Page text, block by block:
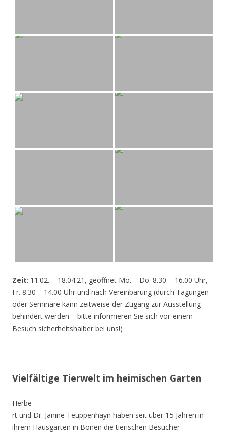
Zeit: 11.02. – 18.04.21, geöffnet Mo. – Do. 8.30 – 16.00 Uhr,
Fr. 8.30 – 14.00 Uhr und nach Vereinbarung (durch Tagungen
oder Seminare kann zeitweise der Zugang zur Ausstellung
behindert werden – bitte informieren Sie sich vor einem
Besuch sicherheitshalber bei uns!)
Vielfältige Tierwelt im heimischen Garten
Herbe
rt und Dr. Janine Teuppenhayn haben seit über 15 Jahren in
ihrem Hausgarten in Bönen die tierischen Besucher